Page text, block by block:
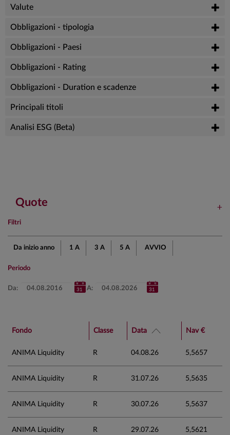
Valute
Obbligazioni - tipologia
Obbligazioni - Paesi
Obbligazioni - Rating
Obbligazioni - Duration e scadenze
Principali titoli
Analisi ESG (Beta)
Quote
Filtri
Da inizio anno 1 A 3 A 5 A AVVIO
Periodo
Da: A:
Fondo Classe Data Nav €
ANIMA Liquidity R 04.08.26 5,5657
ANIMA Liquidity R 31.07.26 5,5635
ANIMA Liquidity R 30.07.26 5,5637
ANIMA Liquidity R 29.07.26 5,5621